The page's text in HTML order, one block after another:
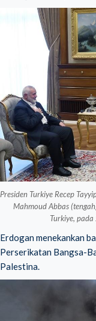
Presiden Turkiye Recep
Mahmoud Abbas
Turkiye,
Erdogan menekankan
Perserikatan Bangsa-
Palestina.